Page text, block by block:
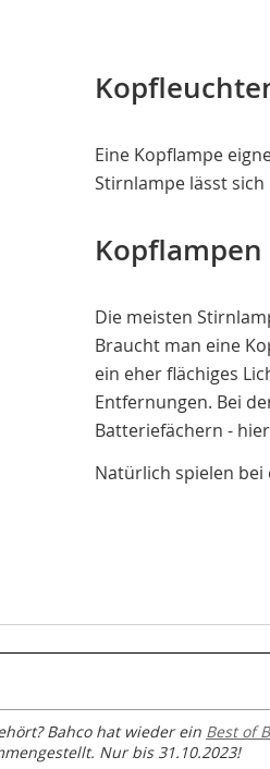
Eine Kopflampe
Stirnlampe lässt
Die meisten
Braucht man eine
ein eher flächiges
Entfernungen. Bei
Batteriefächern -
Natürlich spielen
Bahco hat wieder ein Best of
Nur bis 31.10.2023!